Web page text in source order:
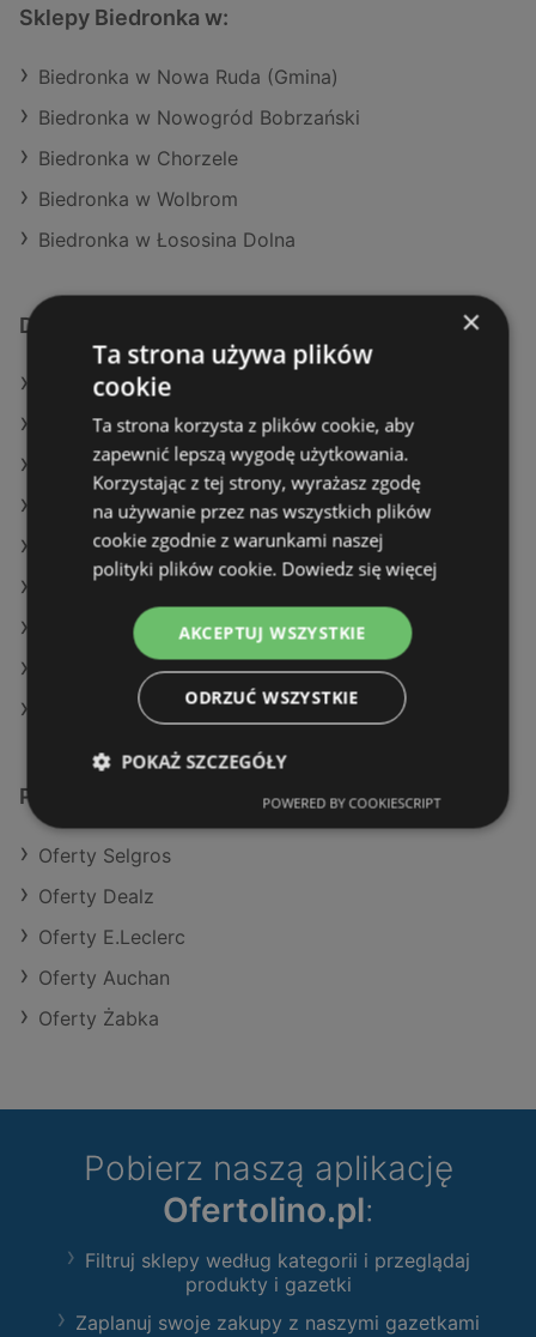
Sklepy Biedronka w:
Biedronka w Nowa Ruda (Gmina)
Biedronka w Nowogród Bobrzański
Biedronka w Chorzele
Biedronka w Wolbrom
Biedronka w Łososina Dolna
Dodatkowe łącza
Oferty Biedronka
Oferty SPAR
Oferty Gram Market
Aktualne gazetki POLOmarket
Aktualne gazetki Delikatesy Centrum
Aktualne gazetki SPAR
Aktualne gazetki Lidl
Aktualne gazetki Makro
Sklepy Biedronka w Międzyzdroje
Podobne sklepy detaliczne
Oferty Selgros
Oferty Dealz
Oferty E.Leclerc
Oferty Auchan
Oferty Żabka
Pobierz naszą aplikację
Ofertolino.pl:
Filtruj sklepy według kategorii i przeglądaj
produkty i gazetki
Zaplanuj swoje zakupy z naszymi gazetkami
×
Ta strona używa plików
cookie
Ta strona korzysta z plików cookie, aby
zapewnić lepszą wygodę użytkowania.
Korzystając z tej strony, wyrażasz zgodę
na używanie przez nas wszystkich plików
cookie zgodnie z warunkami naszej
polityki plików cookie. Dowiedz się więcej
AKCEPTUJ WSZYSTKIE
ODRZUĆ WSZYSTKIE
POKAŻ SZCZEGÓŁY
POWERED BY COOKIESCRIPT